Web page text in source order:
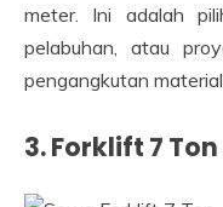
meter. Ini adalah
pelabuhan, atau
pengangkutan
3. Forklift 7 Ton